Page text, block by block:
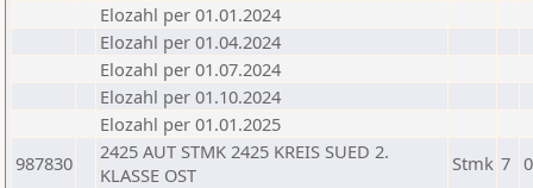
Elozahl per 01.01.2024
Elozahl per 01.04.2024
Elozahl per 01.07.2024
Elozahl per 01.10.2024
Elozahl per 01.01.2025
987830
2425 AUT STMK 2425 KREIS SUED 2.
KLASSE OST
Stmk 7